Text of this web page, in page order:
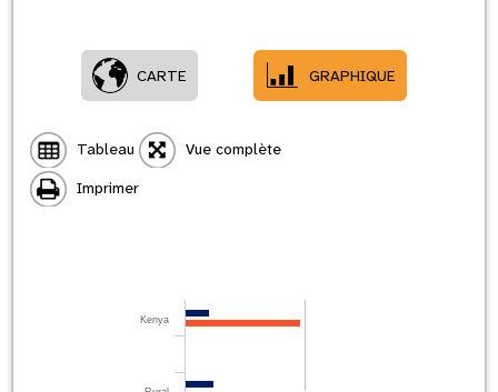
CARTE GRAPHIQUE
Tableau
Vue complète
Imprimer
Kenya